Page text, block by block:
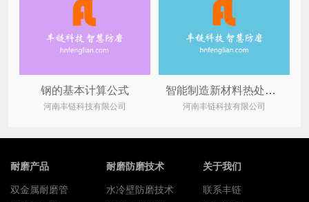
钢的基本计算公式
河南丰链科技有限公司
智能制造新材料热处理“四把火”之“退火”工艺
河南丰链科技有限公司
耐磨产品
双金属耐磨管
耐磨防磨技术
水冷壁防磨技术
关于我们
联系丰链